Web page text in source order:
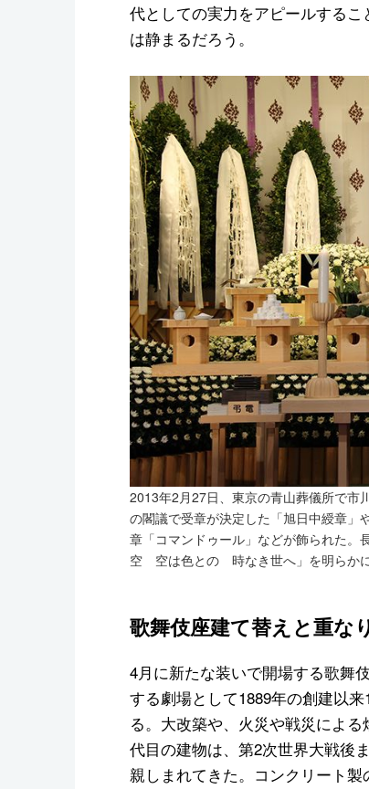
代としての実力をアピールする
は静まるだろう。
2013年2月27日、東京の青山葬儀所で市
の閣議で受章が決定した「旭日中綬章」
章「コマンドゥール」などが飾られた。
空 空は色との 時なき世へ」を明らかに
歌舞伎座建て替えと重な
4月に新たな装いで開場する歌舞
する劇場として1889年の創建以
る。大改築や、火災や戦災によ
代目の建物は、第2次世界大戦後
親しまれてきた。コンクリート